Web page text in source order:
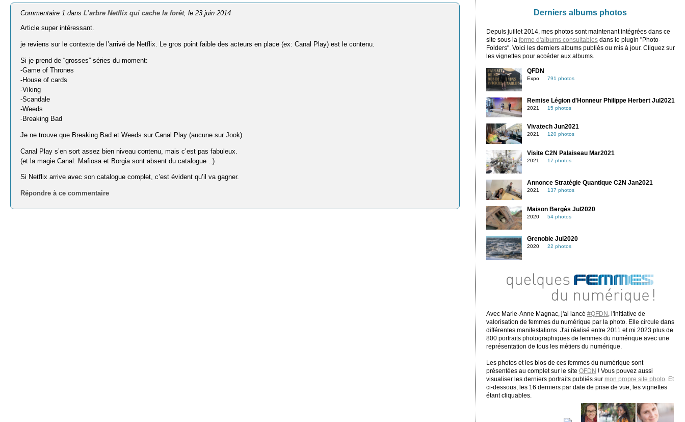
Commentaire 1 dansL’arbre Netflix qui cache la forêt, le 23 juin 2014
Article super intéressant.
je reviens sur le contexte de l’arrivé de Netflix. Le gros point faible des acteurs en place (ex: Canal Play) est le contenu.
Si je prend de “grosses” séries du moment:
-Game of Thrones
-House of cards
-Viking
-Scandale
-Weeds
-Breaking Bad
Je ne trouve que Breaking Bad et Weeds sur Canal Play (aucune sur Jook)
Canal Play s’en sort assez bien niveau contenu, mais c’est pas fabuleux.
(et la magie Canal: Mafiosa et Borgia sont absent du catalogue ..)
Si Netflix arrive avec son catalogue complet, c’est évident qu’il va gagner.
Répondre à ce commentaire
Derniers albums photos
Depuis juillet 2014, mes photos sont maintenant intégrées dans ce
site sous la forme d'albums consultablesdans le plugin "Photo-
Folders". Voici les derniers albums publiés ou mis à jour. Cliquez sur
les vignettes pour accéder aux albums.
QFDN
Expo 791 photos
Remise Légion d'Honneur Philippe Herbert Jul2021
2021 15 photos
Vivatech Jun2021
2021 120 photos
Visite C2N Palaiseau Mar2021
2021 17 photos
Annonce Stratégie Quantique C2N Jan2021
2021 137 photos
Maison Bergès Jul2020
2020 54 photos
Grenoble Jul2020
2020 22 photos
Avec Marie-Anne Magnac, j'ai lancé #QFDN
, l'initiative de
valorisation de femmes du numérique par la photo. Elle circule dans
différentes manifestations. J'ai réalisé entre 2011 et mi 2023 plus de
800 portraits photographiques de femmes du numérique avec une
représentation de tous les métiers du numérique.
Les photos et les bios de ces femmes du numérique sont
présentées au complet sur le site QFDN ! Vous pouvez aussi
visualiser les derniers portraits publiés sur mon propre site photo . Et
ci-dessous, les 16 derniers par date de prise de vue, les vignettes
étant cliquables.